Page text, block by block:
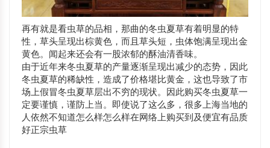
再有就是看虫草的品相，那曲的冬虫夏草有着明显的特
性，草头呈现出棕黄色，而且草头短，虫体饱满呈现出金
黄色。闻起来还会有一股浓郁的酥油清香味。
由于近年来冬虫夏草的产量逐渐呈现出减少的态势，因此
冬虫夏草的稀缺性，造成了价格堪比黄金，这也导致了市
场上假冒冬虫夏草层出不穷的现状。因此购买冬虫夏草一
定要谨慎，谨防上当。即使说了这么多，很多上海当地的
人依然不知道怎么样怎么样在网络上购买到及便宜有品质
好正宗虫草